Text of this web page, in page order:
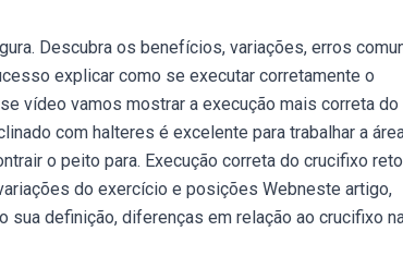
Descubra os benefícios, variações, erros
explicar como se executar corretamente o
vídeo vamos mostrar a execução mais correta do
com halteres é excelente para trabalhar a
o peito para. Execução correta do crucifixo reto
do exercício e posições Webneste artigo,
sua definição, diferenças em relação ao crucifixo